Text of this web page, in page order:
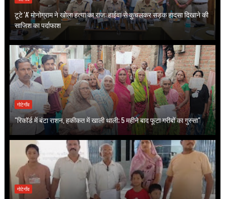
टूटे 'A' मोनोग्राम ने खोला हत्या का राज: हाईवा से कुचलकर सड़क हादसा दिखाने की
साजिश का पर्दाफाश
गोटेगाँव
"रिकॉर्ड में बंटा राशन, हकीकत में खाली थाली; 5 महीने बाद फूटा गरीबों का गुस्सा"
गोटेगाँव